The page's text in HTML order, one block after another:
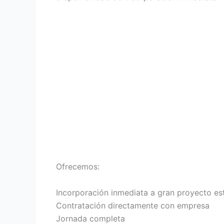
Ofrecemos:
Incorporación inmediata a gran proyecto
Contratación directamente con empresa
Jornada completa